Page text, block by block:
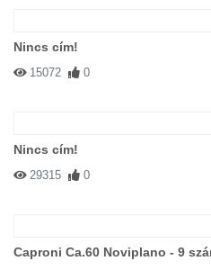
Nincs cím!
15072 0
Nincs cím!
29315 0
Caproni Ca.60 Noviplano - 9